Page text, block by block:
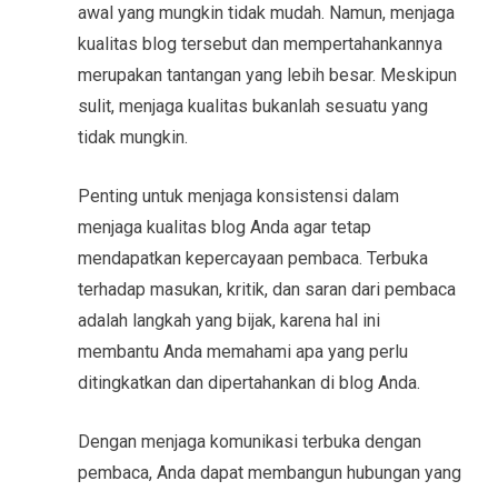
awal yang mungkin tidak mudah. Namun, menjaga
kualitas blog tersebut dan mempertahankannya
merupakan tantangan yang lebih besar. Meskipun
sulit, menjaga kualitas bukanlah sesuatu yang
tidak mungkin.
Penting untuk menjaga konsistensi dalam
menjaga kualitas blog Anda agar tetap
mendapatkan kepercayaan pembaca. Terbuka
terhadap masukan, kritik, dan saran dari pembaca
adalah langkah yang bijak, karena hal ini
membantu Anda memahami apa yang perlu
ditingkatkan dan dipertahankan di blog Anda.
Dengan menjaga komunikasi terbuka dengan
pembaca, Anda dapat membangun hubungan yang